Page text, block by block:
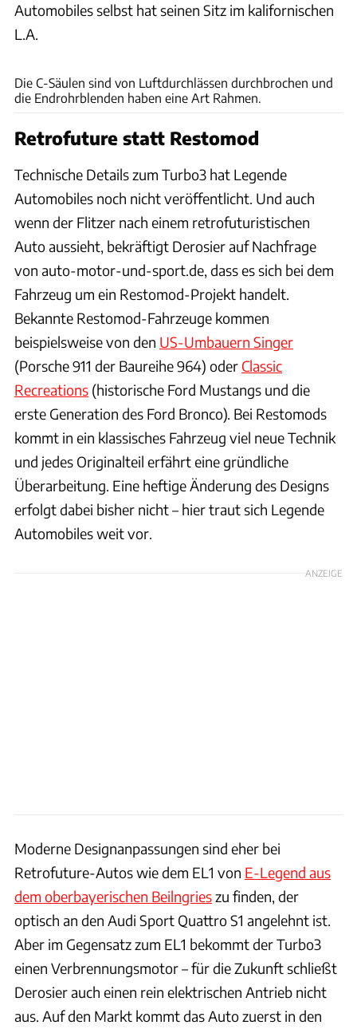
Automobiles selbst hat seinen Sitz im kalifornischen
L.A.
Die C-Säulen sind von Luftdurchlässen durchbrochen und
die Endrohrblenden haben eine Art Rahmen.
Retrofuture statt Restomod
Technische Details zum Turbo3 hat Legende
Automobiles noch nicht veröffentlicht. Und auch
wenn der Flitzer nach einem retrofuturistischen
Auto aussieht, bekräftigt Derosier auf Nachfrage
von auto-motor-und-sport.de, dass es sich bei dem
Fahrzeug um ein Restomod-Projekt handelt.
Bekannte Restomod-Fahrzeuge kommen
beispielsweise von den US-Umbauern Singer
(Porsche 911 der Baureihe 964) oder Classic
Recreations (historische Ford Mustangs und die
erste Generation des Ford Bronco). Bei Restomods
kommt in ein klassisches Fahrzeug viel neue Technik
und jedes Originalteil erfährt eine gründliche
Überarbeitung. Eine heftige Änderung des Designs
erfolgt dabei bisher nicht – hier traut sich Legende
Automobiles weit vor.
ANZEIGE
Moderne Designanpassungen sind eher bei
Retrofuture-Autos wie dem EL1 von E-Legend aus
dem oberbayerischen Beilngrieszu finden, der
optisch an den Audi Sport Quattro S1 angelehnt ist.
Aber im Gegensatz zum EL1 bekommt der Turbo3
einen Verbrennungsmotor – für die Zukunft schließt
Derosier auch einen rein elektrischen Antrieb nicht
aus. Auf den Markt kommt das Auto zuerst in den